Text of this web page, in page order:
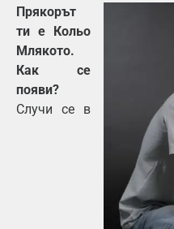
Прякорът
ти е Кольо
Млякото.
Как се
появи?
Случи се в